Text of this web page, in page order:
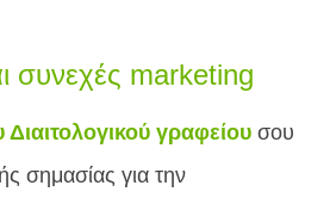
συνεχές marketing
γραφείου σου
σημασίας για την